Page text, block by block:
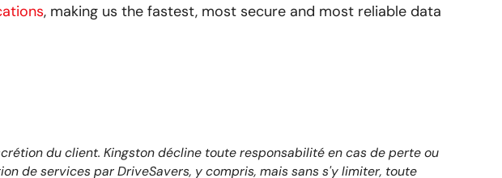
, making us the fastest, most secure and most reliable data
du client. Kingston décline toute responsabilité en cas de perte ou
de services par DriveSavers, y compris, mais sans s'y limiter, toute